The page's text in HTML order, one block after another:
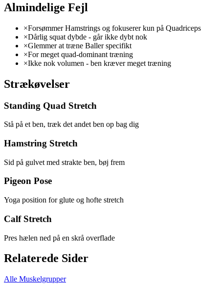
Almindelige Fejl
×Forsømmer Hamstrings og fokuserer kun på Quadriceps
×Dårlig squat dybde - går ikke dybt nok
×Glemmer at træne Baller specifikt
×For meget quad-dominant træning
×Ikke nok volumen - ben kræver meget træning
Strækøvelser
Standing Quad Stretch
Stå på et ben, træk det andet ben op bag dig
Hamstring Stretch
Sid på gulvet med strakte ben, bøj frem
Pigeon Pose
Yoga position for glute og hofte stretch
Calf Stretch
Pres hælen ned på en skrå overflade
Relaterede Sider
Alle Muskelgrupper